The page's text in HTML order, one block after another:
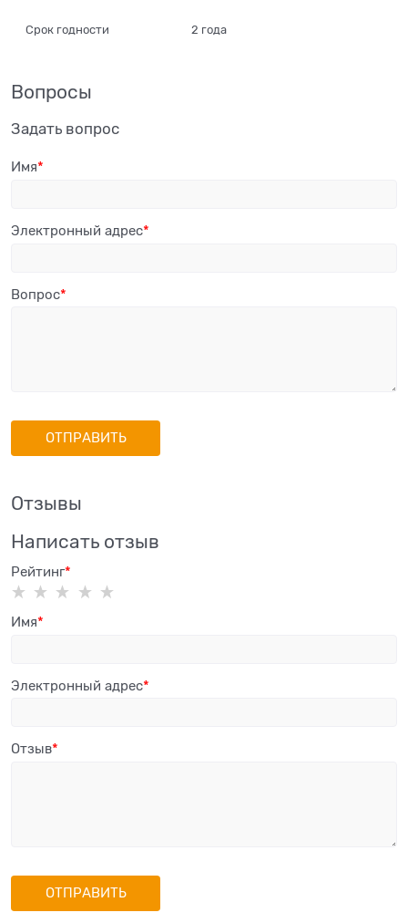
Срок годности 2 года
Вопросы
Задать вопрос
Имя
Электронный адрес
Вопрос
Отзывы
Написать отзыв
Рейтинг
Имя
Электронный адрес
Отзыв